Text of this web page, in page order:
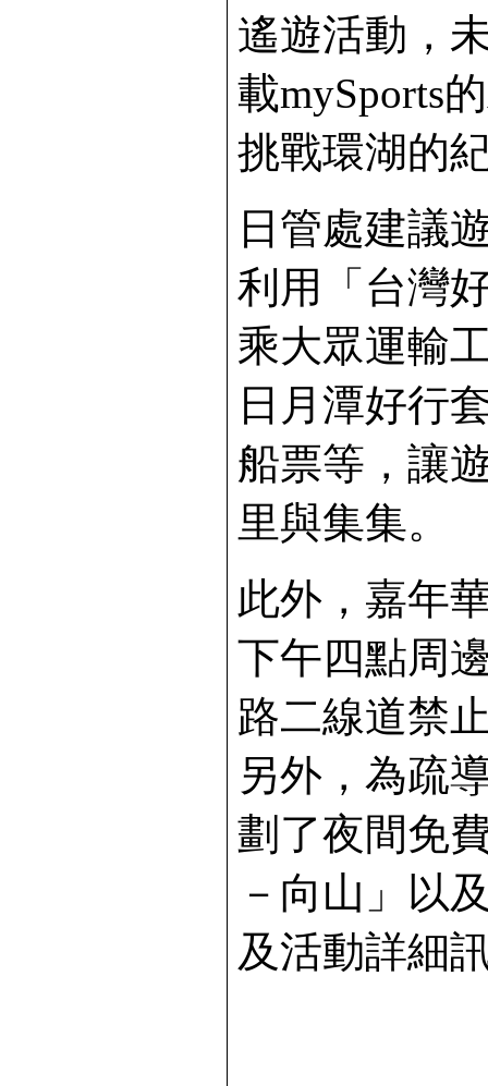
遙遊活動，
載mySports
挑戰環湖的
日管處建議
利用「台灣
乘大眾運輸
日月潭好行
船票等，讓
里與集集。
此外，嘉年
下午四點周
路二線道禁
另外，為疏
劃了夜間免
－向山」以
及活動詳細